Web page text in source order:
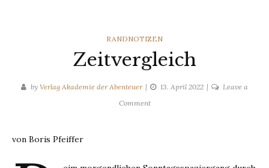
CATEGORIES
RANDNOTIZEN
Zeitvergleich
by Verlag Akademie der Abenteuer 13. April 2022
Leave a
Commenton
von Boris Pfeiffer